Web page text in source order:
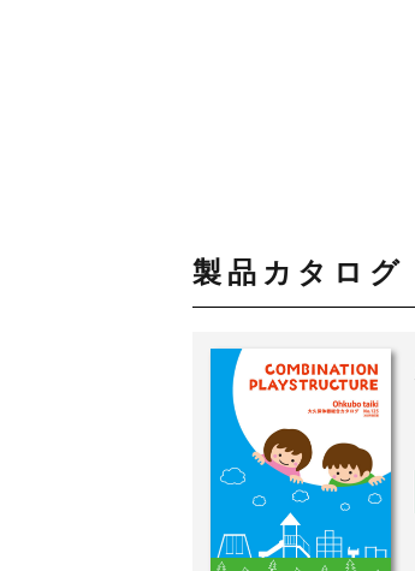
製品カタログ